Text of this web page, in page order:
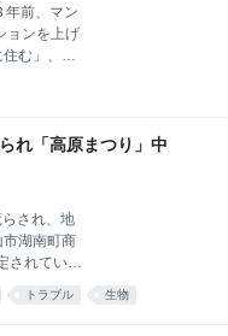
（かわい
な」という
げてい
をしたこ
年前、マン
ョンを上げ
む」、芸
安心安全
もこぢん
るんです
一人暮ら
をしてい
家が汚れ
てくるよ
黒になっ
でいたも
れ「高原まつり」中
され、地
湖南町商
されていた
決まっ
気だった
トラブル 生物